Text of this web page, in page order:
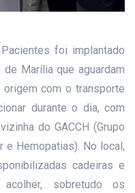
foi implantado
Marília que aguardam
com o transporte
durante o dia, com
do GACCH (Grupo
e Hemopatias). No local,
cadeiras e
sobretudo os